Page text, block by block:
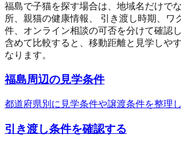
福島で子猫を探す場合は、地域名だけで
所、親猫の健康情報、 引き渡し時期、ワ
件、オンライン相談の可否を分けて確認
含めて比較すると、移動距離と見学しや
なります。
福島周辺の見学条件
都道府県別に見学条件や譲渡条件を整理し
引き渡し条件を確認する